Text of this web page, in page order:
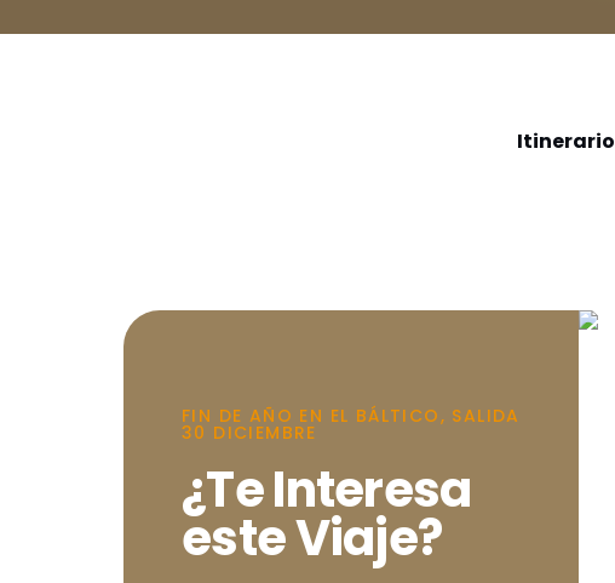
Itinerario
FIN DE AÑO EN EL BÁLTICO, SALIDA
30 DICIEMBRE
¿Te Interesa
este Viaje?